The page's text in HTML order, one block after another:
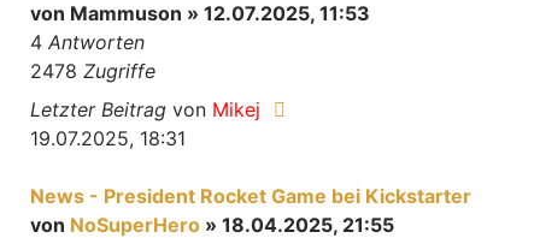
von Mammuson » 12.07.2025, 11:53
4 Antworten
2478 Zugriffe
Letzter Beitrag von Mikej
19.07.2025, 18:31
News - President Rocket Game bei Kickstarter
von NoSuperHero » 18.04.2025, 21:55